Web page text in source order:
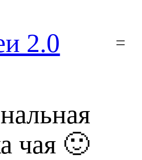
2.0
чая 🙂